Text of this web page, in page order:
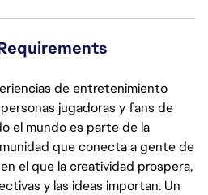
de entretenimiento
jugadoras y fans de
el mundo es parte de la
que conecta a gente de
el que la creatividad prospera,
y las ideas importan. Un